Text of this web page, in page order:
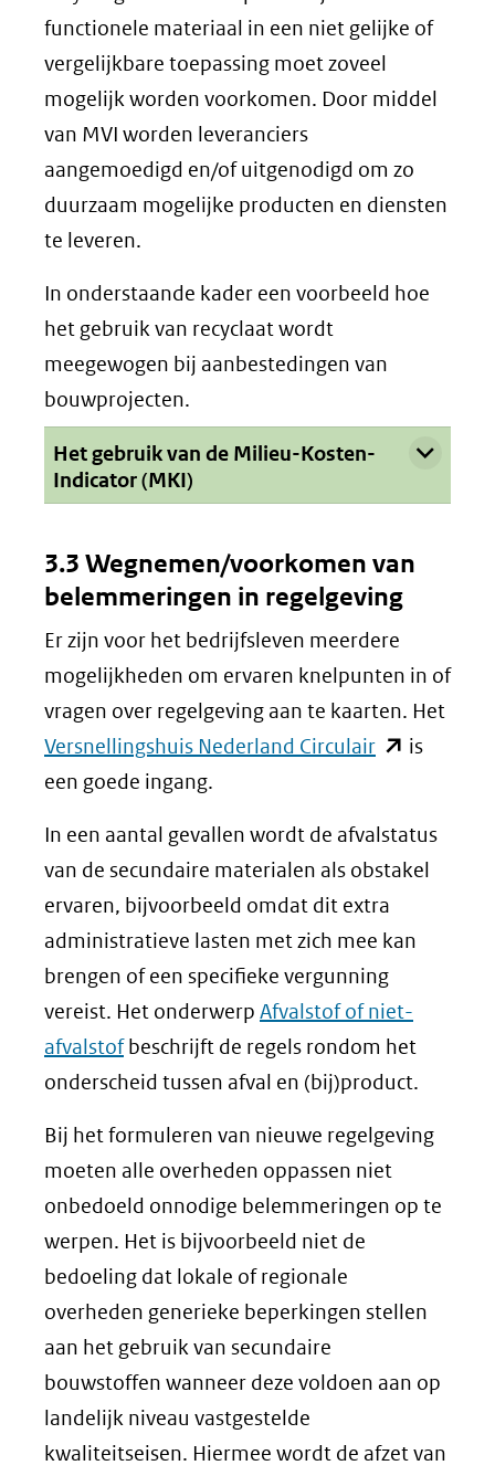
functionele materiaal in een niet gelijke of
vergelijkbare toepassing moet zoveel
mogelijk worden voorkomen. Door middel
van MVI worden leveranciers
aangemoedigd en/of uitgenodigd om zo
duurzaam mogelijke producten en diensten
te leveren.
In onderstaande kader een voorbeeld hoe
het gebruik van recyclaat wordt
meegewogen bij aanbestedingen van
bouwprojecten.
Het gebruik van de Milieu-Kosten-
Indicator (MKI)
Uitklappen
3.3 Wegnemen/voorkomen van
belemmeringen in regelgeving
Er zijn voor het bedrijfsleven meerdere
mogelijkheden om ervaren knelpunten in of
vragen over regelgeving aan te kaarten. Het
Versnellingshuis Nederland Circulair(opent
andere
website)
is
een goede ingang.
In een aantal gevallen wordt de afvalstatus
van de secundaire materialen als obstakel
ervaren, bijvoorbeeld omdat dit extra
administratieve lasten met zich mee kan
brengen of een specifieke vergunning
vereist. Het onderwerp Afvalstof of niet-
afvalstofbeschrijft de regels rondom het
onderscheid tussen afval en (bij)product.
Bij het formuleren van nieuwe regelgeving
moeten alle overheden oppassen niet
onbedoeld onnodige belemmeringen op te
werpen. Het is bijvoorbeeld niet de
bedoeling dat lokale of regionale
overheden generieke beperkingen stellen
aan het gebruik van secundaire
bouwstoffen wanneer deze voldoen aan op
landelijk niveau vastgestelde
kwaliteitseisen. Hiermee wordt de afzet van